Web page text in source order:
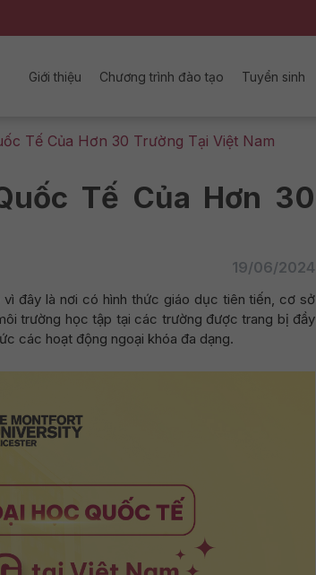
Giới thiệu Chương trình đào tạo Tuyển sinh
Tế Của Hơn 30 Trường Tại Việt Nam
Tế Của Hơn 30
19/06/2024
đây là nơi có hình thức giáo dục tiên tiến, cơ sở
trường học tập tại các trường được trang bị đầy
các hoạt động ngoại khóa đa dạng.